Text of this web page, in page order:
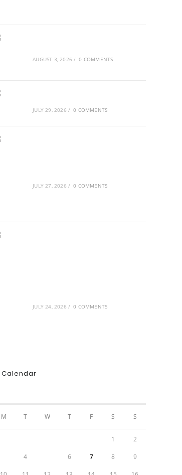
AUGUST 3, 2026 / 0 COMMENTS
JULY 29, 2026 / 0 COMMENTS
JULY 27, 2026 / 0 COMMENTS
JULY 24, 2026 / 0 COMMENTS
Calendar
M T W T F S S
1 2
4 6 7 8 9